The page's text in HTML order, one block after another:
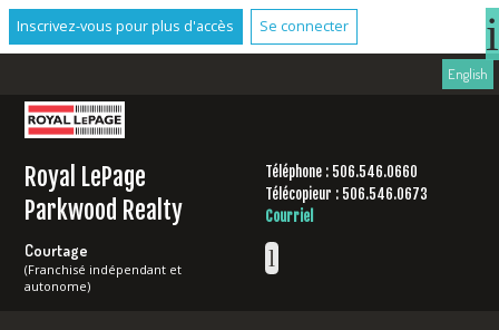
Inscrivez-vous pour plus d'accès Se connecter
English
Royal LePage
Parkwood Realty
Courtage
(Franchisé indépendant et
autonome)
Téléphone : 506.546.0660
Télécopieur : 506.546.0673
Courriel